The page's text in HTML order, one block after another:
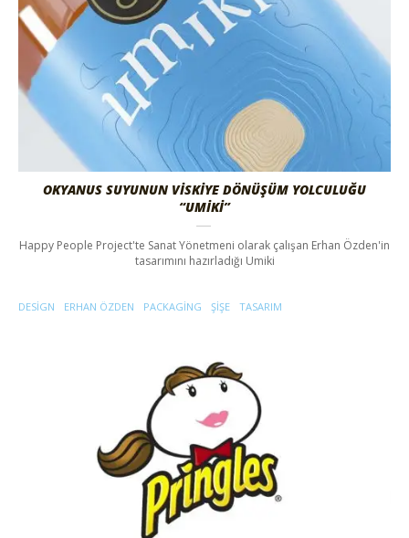
OKYANUS SUYUNUN VISKIYE DÖNÜŞÜM YOLCULUĞU
“UMIKI”
Happy People Project'te Sanat Yönetmeni olarak çalışan Erhan Özden'in
tasarımını hazırladığı Umiki
DESIGN ERHAN ÖZDEN PACKAGING ŞIŞE TASARIM